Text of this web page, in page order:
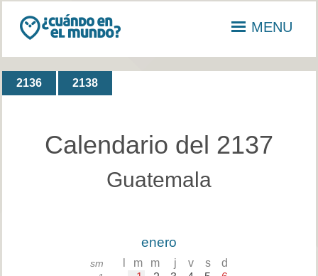
MENU
2136 2138
Calendario del 2137
Guatemala
enero
sm m m j v s d